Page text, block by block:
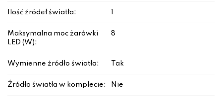
Ilość źródeł światła:
Maksymalna moc żarówki
LED (W):
8
Wymienne źródło światła: Tak
Źródło światła w komplecie: Nie